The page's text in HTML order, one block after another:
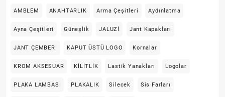
AMBLEM ANAHTARLIK Arma Çeşitleri Aydınlatma
Ayna Çeşitleri Güneşlik JALUZİ Jant Kapakları
JANT ÇEMBERİ KAPUT ÜSTÜ LOGO Kornalar
KROM AKSESUAR KİLİTLİK Lastik Yanakları Logolar
PLAKA LAMBASI PLAKALIK Silecek Sis Farları